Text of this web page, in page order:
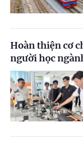
Hoàn thiện cơ
người học